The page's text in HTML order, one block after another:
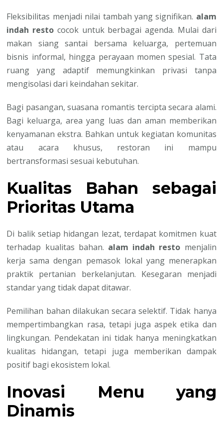
Fleksibilitas menjadi nilai tambah yang signifikan. alam
indah resto cocok untuk berbagai agenda. Mulai dari
makan siang santai bersama keluarga, pertemuan
bisnis informal, hingga perayaan momen spesial. Tata
ruang yang adaptif memungkinkan privasi tanpa
mengisolasi dari keindahan sekitar.
Bagi pasangan, suasana romantis tercipta secara alami.
Bagi keluarga, area yang luas dan aman memberikan
kenyamanan ekstra. Bahkan untuk kegiatan komunitas
atau acara khusus, restoran ini mampu
bertransformasi sesuai kebutuhan.
Kualitas Bahan sebagai
Prioritas Utama
Di balik setiap hidangan lezat, terdapat komitmen kuat
terhadap kualitas bahan. alam indah resto menjalin
kerja sama dengan pemasok lokal yang menerapkan
praktik pertanian berkelanjutan. Kesegaran menjadi
standar yang tidak dapat ditawar.
Pemilihan bahan dilakukan secara selektif. Tidak hanya
mempertimbangkan rasa, tetapi juga aspek etika dan
lingkungan. Pendekatan ini tidak hanya meningkatkan
kualitas hidangan, tetapi juga memberikan dampak
positif bagi ekosistem lokal.
Inovasi Menu yang
Dinamis